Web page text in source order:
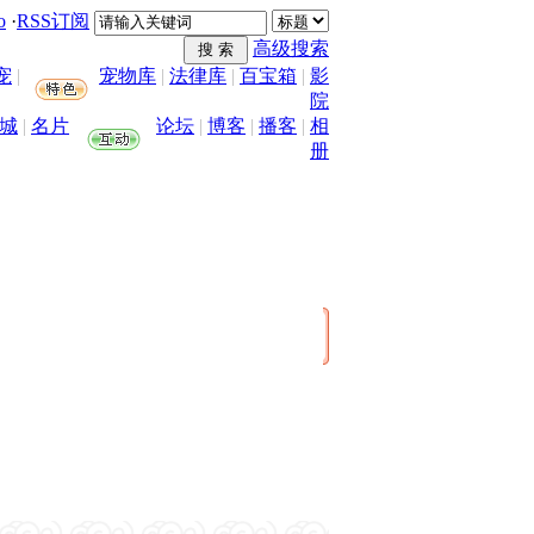
·RSS订阅
高级搜索
| 宠物库 | 法律库 | 百宝箱 | 影
院
| 名片 论坛 | 博客 | 播客 | 相
册